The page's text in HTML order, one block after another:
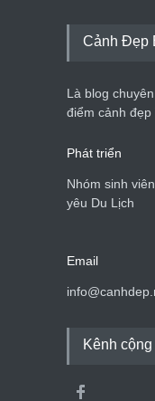
Cảnh Đẹp
Là blog
điểm cảnh
Phát triển
Nhóm sinh viên
yêu Du Lịch
Email
Kênh